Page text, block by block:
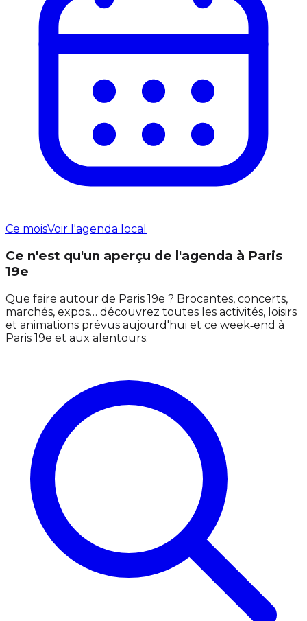
Ce moisVoir l'agenda local
Ce n'est qu'un aperçu de l'agenda à Paris
19e
Que faire autour de Paris 19e ? Brocantes, concerts,
marchés, expos… découvrez toutes les activités, loisirs
et animations prévus aujourd'hui et ce week‑end à
Paris 19e et aux alentours.